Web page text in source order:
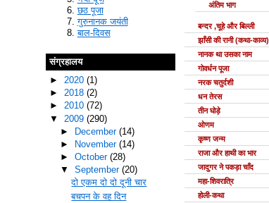
छठ पूजा
गुरुनानक जयंती
बाल-दिवस
संग्रहालय
► 2020 (1)
► 2018 (2)
► 2010 (72)
▼ 2009 (290)
►
December (14)
►
November (14)
► October (28)
▼ September (20)
दो एकम दो दो दूनी चार
बचपन के वह दिन
अंतिम भाग
बन्दर ,चूहे और बिल्ली
झाँसी की रानी (कथा-काव्य)
नानक था उसका नाम
गोवर्धन पूजा
नरक चतुर्दशी
धन तेरस
तीन घोड़े
ओणम
कृष्ण जन्म
राजा और हाथी का भार
जादुगर ने पकड़ा चाँद
महा-शिवरात्रि
होली-कथा